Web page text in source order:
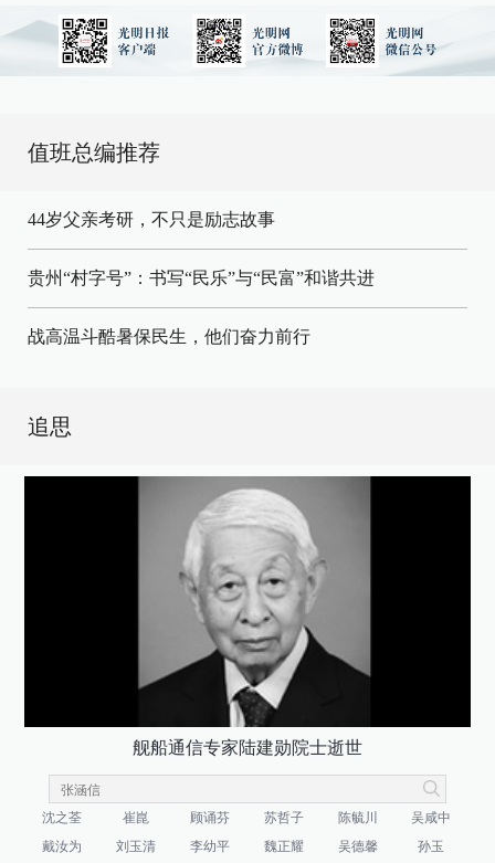
值班总编推荐
44岁父亲考研，不只是励志故事
贵州“村字号”：书写“民乐”与“民富”和谐共进
战高温斗酷暑保民生，他们奋力前行
追思
舰船通信专家陆建勋院士逝世
沈之荃 崔崑 顾诵芬 苏哲子 陈毓川
吴咸中
戴汝为
刘玉清 李幼平 魏正耀 吴德馨 孙玉